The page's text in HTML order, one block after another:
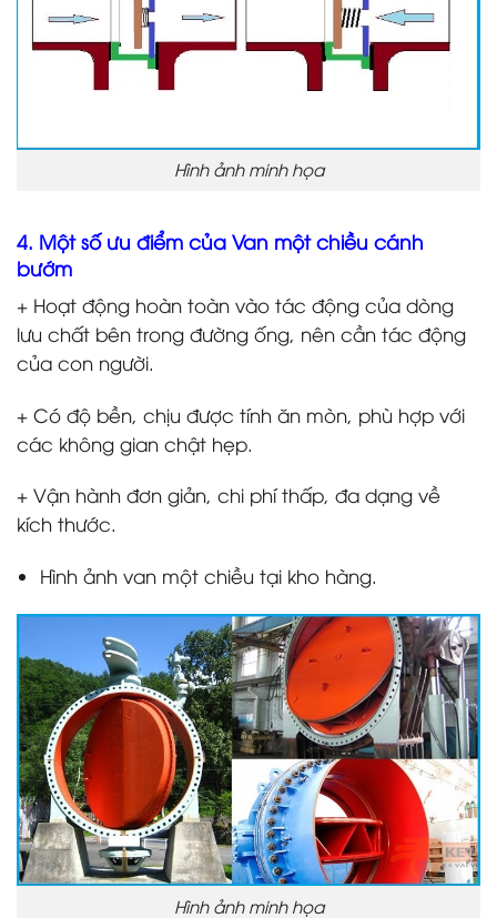
Hình ảnh minh họa
4. Một số ưu điểm của Van một chiều cánh
bướm
+ Hoạt động hoàn toàn vào tác động của dòng
lưu chất bên trong đường ống, nên cần tác động
của con người.
+ Có độ bền, chịu được tính ăn mòn, phù hợp với
các không gian chật hẹp.
+ Vận hành đơn giản, chi phí thấp, đa dạng về
kích thước.
Hình ảnh van một chiều tại kho hàng.
Hình ảnh minh họa